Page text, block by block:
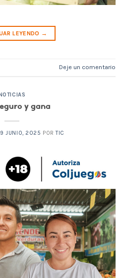
LEYENDO →
Deje un comentario
y gana
9 JUNIO, 2025 PORTIC